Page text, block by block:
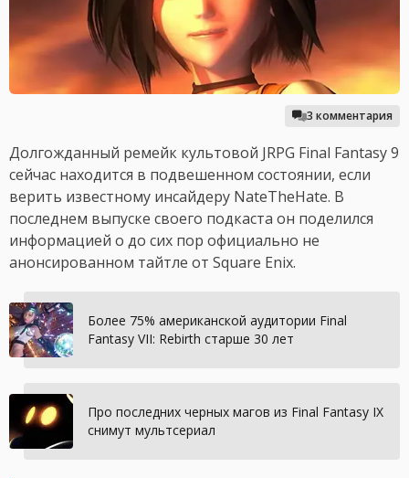
3 комментария
Долгожданный ремейк культовой JRPG Final Fantasy 9
сейчас находится в подвешенном состоянии, если
верить известному инсайдеру NateTheHate. В
последнем выпуске своего подкаста он поделился
информацией о до сих пор официально не
анонсированном тайтле от Square Enix.
Более 75% американской аудитории Final
Fantasy VII: Rebirth старше 30 лет
Про последних черных магов из Final Fantasy IX
снимут мультсериал